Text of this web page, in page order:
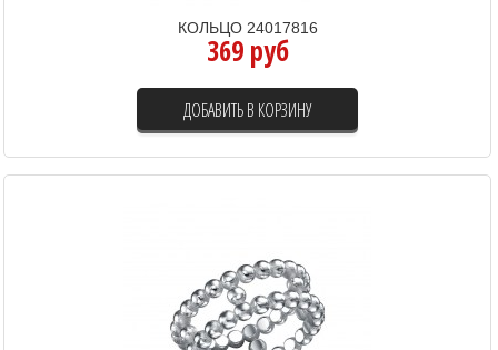
КОЛЬЦО 24017816
369 руб
ДОБАВИТЬ В КОРЗИНУ